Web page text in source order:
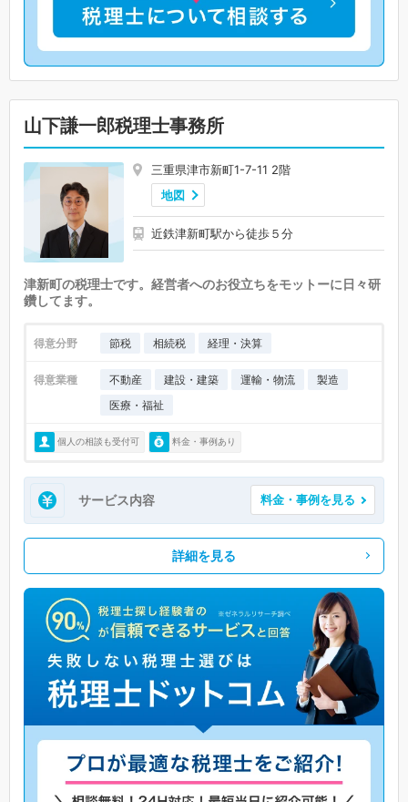
山下謙一郎税理士事務所
三重県津市新町1-7-11 2階
地図
近鉄津新町駅から徒歩５分
津新町の税理士です。経営者へのお役立ちをモットーに日々研
鑽してます。
得意分野 節税 相続税 経理・決算
得意業種 不動産 建設・建築 運輸・物流
製造
医療・福祉
個人の相談も受付可 料金・事例あり
サービス内容 料金・事例を見る
詳細を見る